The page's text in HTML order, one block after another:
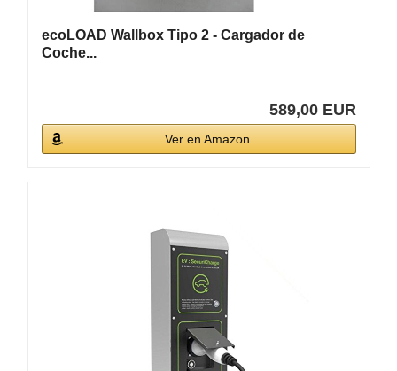
ecoLOAD Wallbox Tipo 2 - Cargador de
Coche...
589,00 EUR
Ver en Amazon